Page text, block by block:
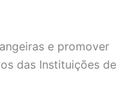
e promover
das Instituições de